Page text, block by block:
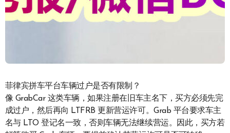
菲律宾拼车平台车辆过户是否有限制？
像 GrabCar 这类车辆，如果注册在旧车主名下，买方必须先完
成过户，然后再向 LTFRB 更新营运许可。Grab 平台要求车主
名与 LTO 登记名一致，否则车辆无法继续营运。因此，买方若